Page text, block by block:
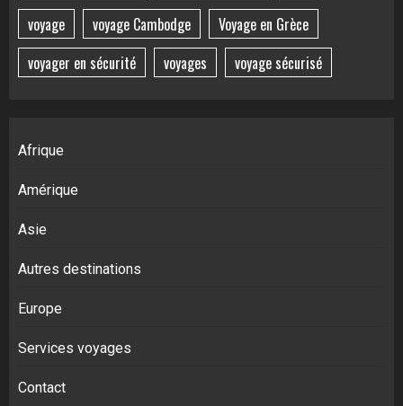
voyage
voyage Cambodge
Voyage en Grèce
voyager en sécurité
voyages voyage sécurisé
Afrique
Amérique
Asie
Autres destinations
Europe
Services voyages
Contact